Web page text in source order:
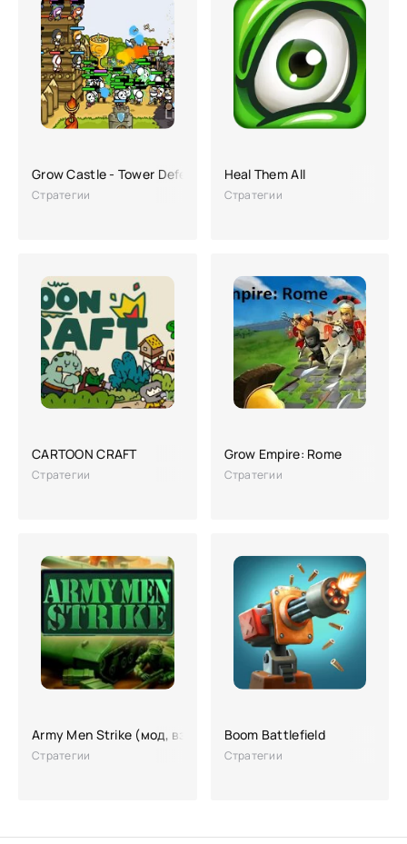
Grow Castle - Tower Defense
Стратегии
Heal Them All
Стратегии
CARTOON CRAFT
Стратегии
Grow Empire: Rome
Стратегии
Army Men Strike (мод, взлом)
Стратегии
Boom Battlefield
Стратегии